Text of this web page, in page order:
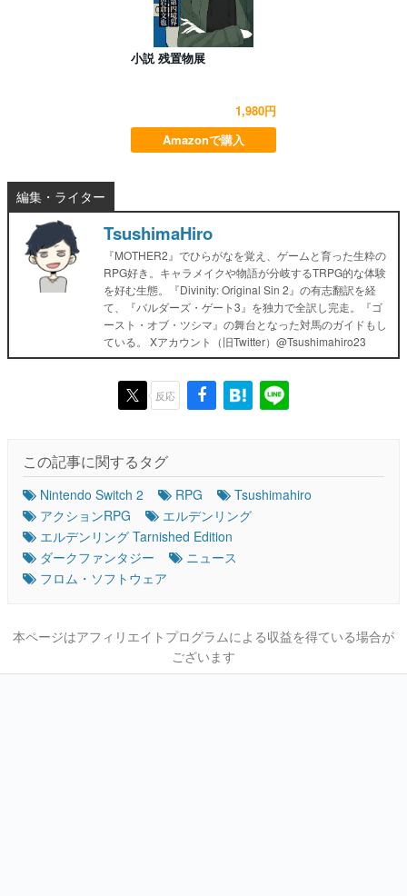
小説 残置物展
1,980円
Amazonで購入
編集・ライター
TsushimaHiro
『MOTHER2』でひらがなを覚え、ゲームと育った生粋の
RPG好き。キャラメイクや物語が分岐するTRPG的な体験
を好む生態。『Divinity: Original Sin 2』の有志翻訳を経
て、『バルダーズ・ゲート3』を独力で全訳し完走。『ゴ
ースト・オブ・ツシマ』の舞台となった対馬のガイドもし
ている。 Xアカウント（旧Twitter）@Tsushimahiro23
反応
この記事に関するタグ
Nintendo Switch 2 RPG
Tsushimahiro
アクションRPG
エルデンリング
エルデンリング Tarnished Edition
ダークファンタジー
ニュース
フロム・ソフトウェア
本ページはアフィリエイトプログラムによる収益を得ている場合が
ございます